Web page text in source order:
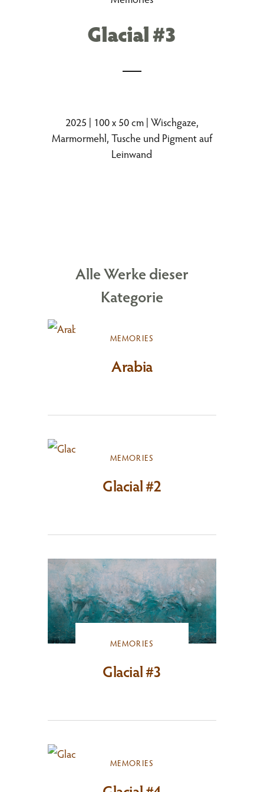
Glacial #3
2025 | 100 x 50 cm | Wischgaze,
Marmormehl, Tusche und Pigment auf
Leinwand
Alle Werke dieser
Kategorie
MEMORIES
Arabia
MEMORIES
Glacial #2
MEMORIES
Glacial #3
MEMORIES